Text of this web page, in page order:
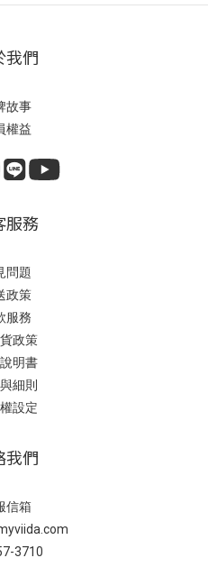
我們
故事
權益
服務
問題
政策
服務
政策
明書
細則
設定
我們
信箱
3710